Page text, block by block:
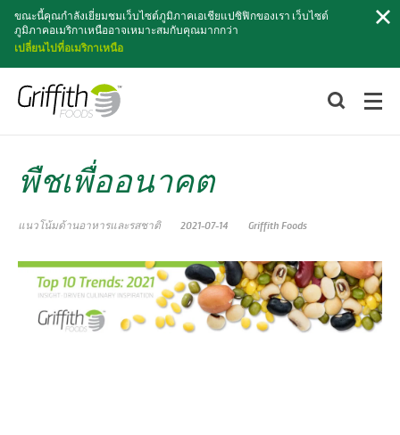
ขณะนี้คุณกำลังเยี่ยมชมเว็บไซต์ภูมิภาคเอเชียแปซิฟิกของเรา เว็บไซต์
ภูมิภาคอเมริกาเหนืออาจเหมาะสมกับคุณมากกว่า
เปลี่ยนไปที่อเมริกาเหนือ
พืชเพื่ออนาคต
แนวโน้มด้านอาหารและรสชาติ 2021-07-14 Griffith Foods